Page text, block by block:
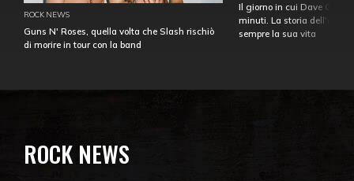
ROCK NEWS
Guns N' Roses, quella volta che Slash rischiò
di morire in tour con la band
Il giorno in cui Dave
minuti. La storia
sempre la sua vita
ROCK NEWS